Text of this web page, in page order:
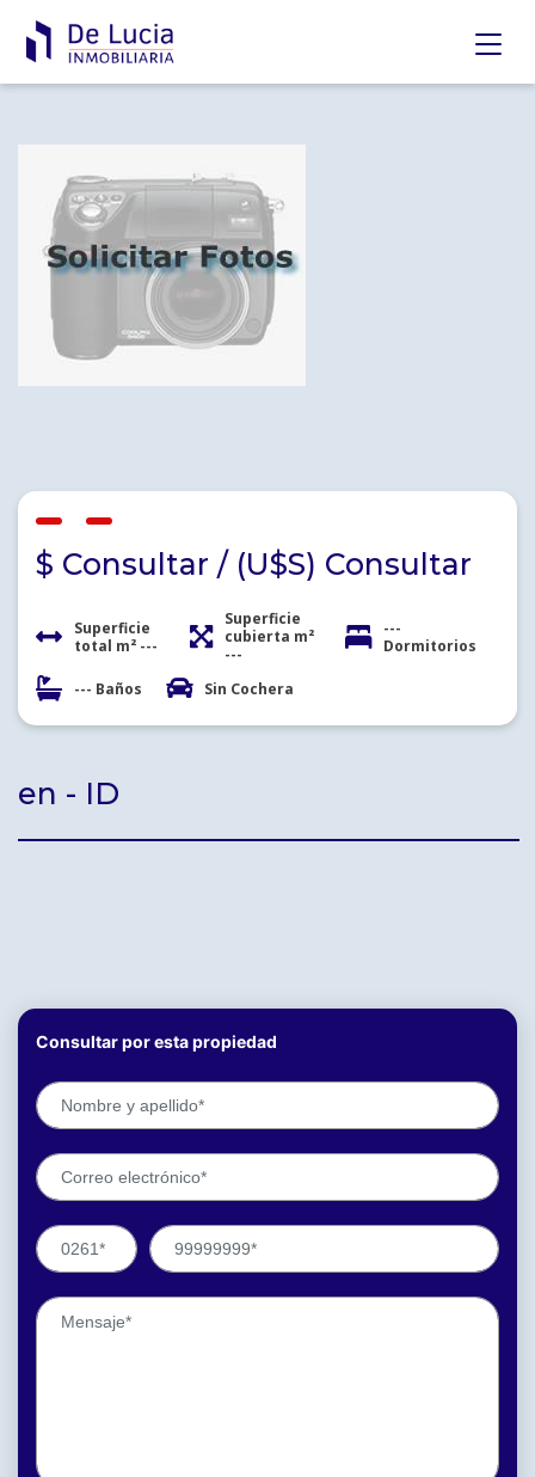
$ Consultar / (U$S) Consultar
Superficie
total m² ---
Superficie
cubierta m²
---
---
Dormitorios
--- Baños Sin Cochera
en - ID
Consultar por esta propiedad